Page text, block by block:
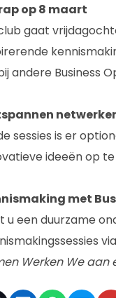
op 8 maart
gaat
andere Business
sessies is er
ideeën op te
met
u een duurzame
via
Werken We aan